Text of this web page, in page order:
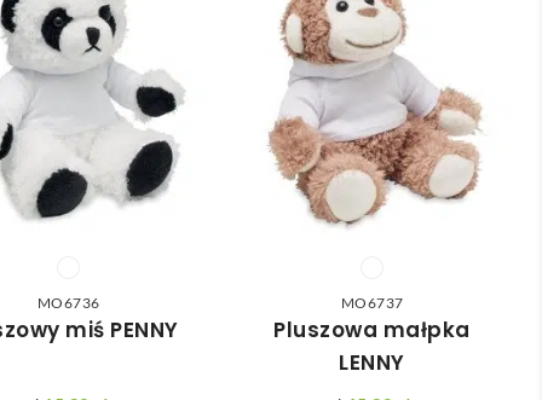
MO6736
miś PENNY
MO6737
Pluszowa małpka
LENNY